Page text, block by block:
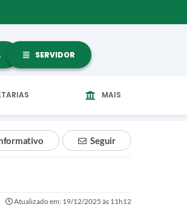
SERVIDOR
MAIS
Seguir
Atualizado em: 19/12/2025 às 11h12